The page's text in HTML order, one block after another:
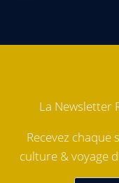
La Newsletter
Recevez
culture & voyage